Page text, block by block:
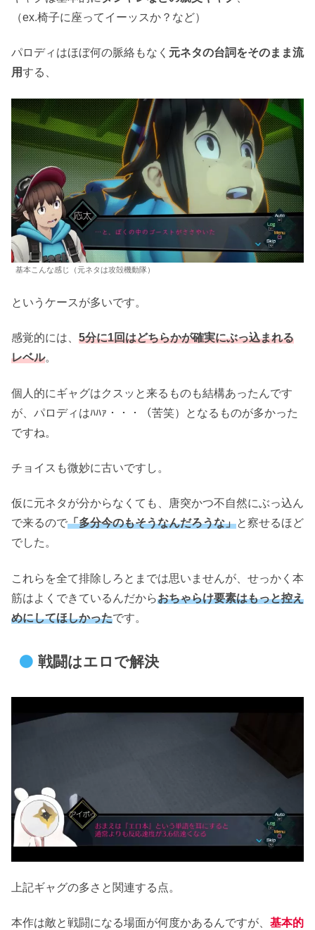
（ex.椅子に座ってイーッスか？など）
パロディはほぼ何の脈絡もなく 元ネタの台詞をそのまま流
用する、
基本こんな感じ（元ネタは攻殻機動隊）
というケースが多いです。
感覚的には、 5分に1回はどちらかが確実にぶっ込まれる
レベル。
個人的にギャグはクスッと来るものも結構あったんです
が、パロディはﾊﾊｧ・・・（苦笑）となるものが多かった
ですね。
チョイスも微妙に古いですし。
仮に元ネタが分からなくても、唐突かつ不自然にぶっ込ん
で来るので「多分今のもそうなんだろうな」と察せるほど
でした。
これらを全て排除しろとまでは思いませんが、せっかく本
筋はよくできているんだからおちゃらけ要素はもっと控え
めにしてほしかったです。
戦闘はエロで解決
上記ギャグの多さと関連する点。
本作は敵と戦闘になる場面が何度かあるんですが、 基本的